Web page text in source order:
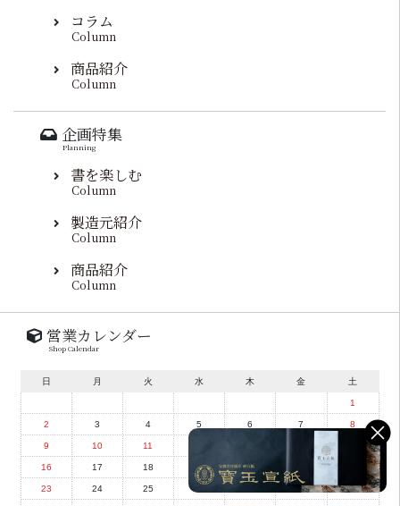
コラム
Column
商品紹介
Column
企画特集
Planning
書を楽しむ
Column
製造元紹介
Column
商品紹介
Column
営業カレンダー
Shop Calendar
日 月 火 水 木 金 土
1
2 3 4 5 6 7 8
9 10 11
16 17 18 19 20
23 24 25 26 28 29